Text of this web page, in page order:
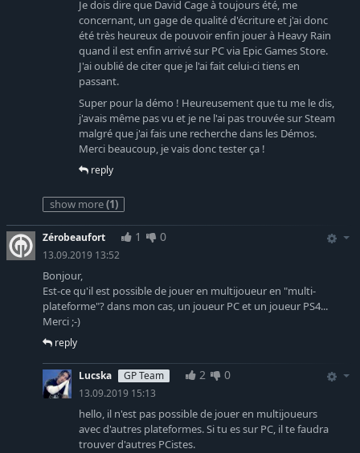
Je dois dire que David Cage à toujours été, me
concernant, un gage de qualité d'écriture et j'ai donc
été très heureux de pouvoir enfin jouer à Heavy Rain
quand il est enfin arrivé sur PC via Epic Games Store.
J'ai oublié de citer que je l'ai fait celui-ci tiens en
passant.
Super pour la démo ! Heureusement que tu me le dis,
j'avais même pas vu et je ne l'ai pas trouvée sur Steam
malgré que j'ai fais une recherche dans les Démos.
Merci beaucoup, je vais donc tester ça !
reply
show more(1)
Zérobeaufort 1 0
13.09.2019 13:52
Bonjour,
Est-ce qu'il est possible de jouer en multijoueur en "multi-
plateforme"? dans mon cas, un joueur PC et un joueur PS4...
Merci ;-)
reply
Lucska GP Team 2 0
13.09.2019 15:13
hello, il n'est pas possible de jouer en multijoueurs
avec d'autres plateformes. Si tu es sur PC, il te faudra
trouver d'autres PCistes.